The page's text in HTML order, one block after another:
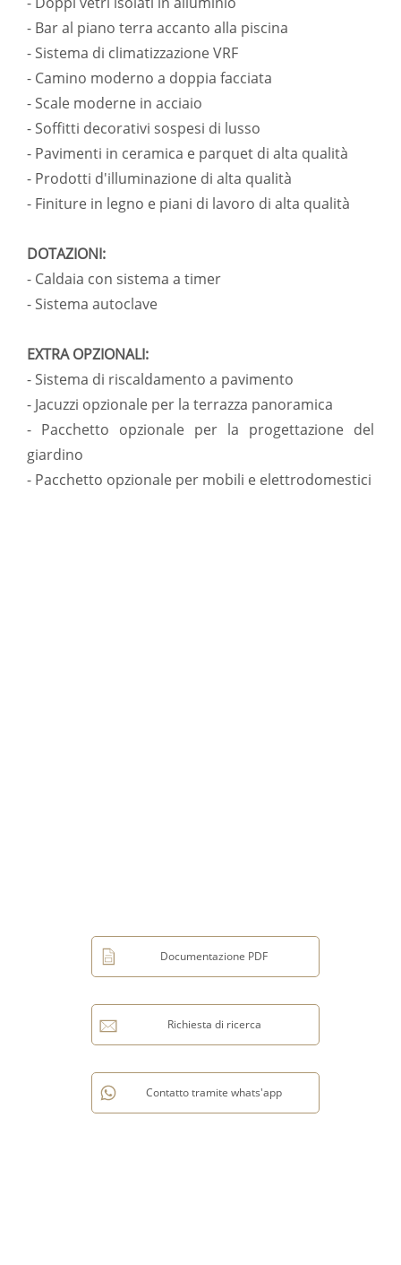
- Bar al piano terra accanto alla piscina
- Sistema di climatizzazione VRF
- Camino moderno a doppia facciata
- Scale moderne in acciaio
- Soffitti decorativi sospesi di lusso
- Pavimenti in ceramica e parquet di alta qualità
- Prodotti d'illuminazione di alta qualità
- Finiture in legno e piani di lavoro di alta qualità
DOTAZIONI:
- Caldaia con sistema a timer
- Sistema autoclave
EXTRA OPZIONALI:
- Sistema di riscaldamento a pavimento
- Jacuzzi opzionale per la terrazza panoramica
- Pacchetto opzionale per la progettazione del
giardino
- Pacchetto opzionale per mobili e elettrodomestici
Documentazione PDF
Richiesta di ricerca
Contatto tramite whats'app